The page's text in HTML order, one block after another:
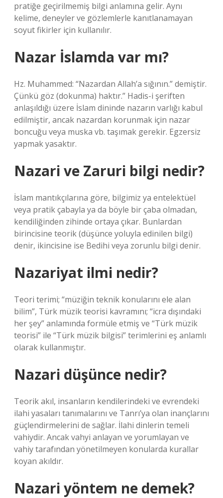
pratiğe geçirilmemiş bilgi anlamına gelir. Aynı
kelime, deneyler ve gözlemlerle kanıtlanamayan
soyut fikirler için kullanılır.
Nazar İslamda var mı?
Hz. Muhammed: “Nazardan Allah’a sığının.” demiştir.
Çünkü göz (dokunma) haktır.” Hadis-i şeriften
anlaşıldığı üzere İslam dininde nazarın varlığı kabul
edilmiştir, ancak nazardan korunmak için nazar
boncuğu veya muska vb. taşımak gerekir. Egzersiz
yapmak yasaktır.
Nazari ve Zaruri bilgi nedir?
İslam mantıkçılarına göre, bilgimiz ya entelektüel
veya pratik çabayla ya da böyle bir çaba olmadan,
kendiliğinden zihinde ortaya çıkar. Bunlardan
birincisine teorik (düşünce yoluyla edinilen bilgi)
denir, ikincisine ise Bedihi veya zorunlu bilgi denir.
Nazariyat ilmi nedir?
Teori terimi; “müziğin teknik konularını ele alan
bilim”, Türk müzik teorisi kavramını; “icra dışındaki
her şey” anlamında formüle etmiş ve “Türk müzik
teorisi” ile “Türk müzik bilgisi” terimlerini eş anlamlı
olarak kullanmıştır.
Nazari düşünce nedir?
Teorik akıl, insanların kendilerindeki ve evrendeki
ilahi yasaları tanımalarını ve Tanrı’ya olan inançlarını
güçlendirmelerini de sağlar. İlahi dinlerin temeli
vahiydir. Ancak vahyi anlayan ve yorumlayan ve
vahiy tarafından yönetilmeyen konularda kurallar
koyan akıldır.
Nazari yöntem ne demek?